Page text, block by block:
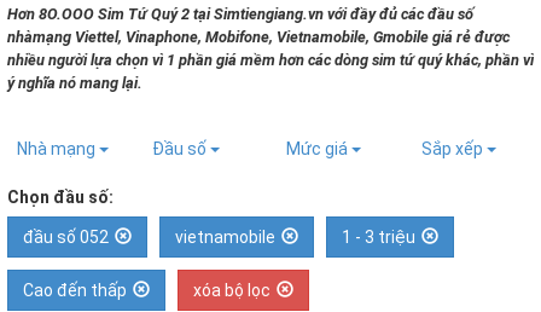
Hơn 8O.OOO Sim Tứ Quý 2 tại Simtiengiang.vn với đầy đủ các đầu số
nhàmạng Viettel, Vinaphone, Mobifone, Vietnamobile, Gmobile giá rẻ được
nhiều người lựa chọn vì 1 phần giá mềm hơn các dòng sim tứ quý khác, phần vì
ý nghĩa nó mang lại.
Nhà mạng Đầu số Mức giá Sắp xếp
Chọn đầu số:
đầu số 052 vietnamobile 1 - 3 triệu
Cao đến thấp xóa bộ lọc